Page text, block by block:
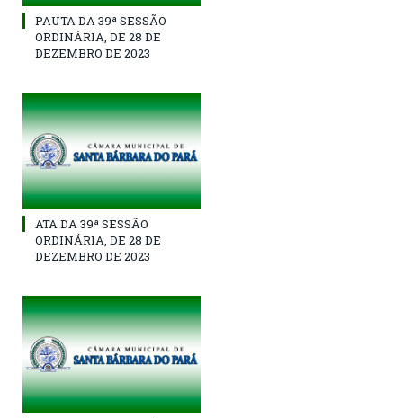
PAUTA DA 39ª SESSÃO
ORDINÁRIA, DE 28 DE
DEZEMBRO DE 2023
ATA DA 39ª SESSÃO
ORDINÁRIA, DE 28 DE
DEZEMBRO DE 2023